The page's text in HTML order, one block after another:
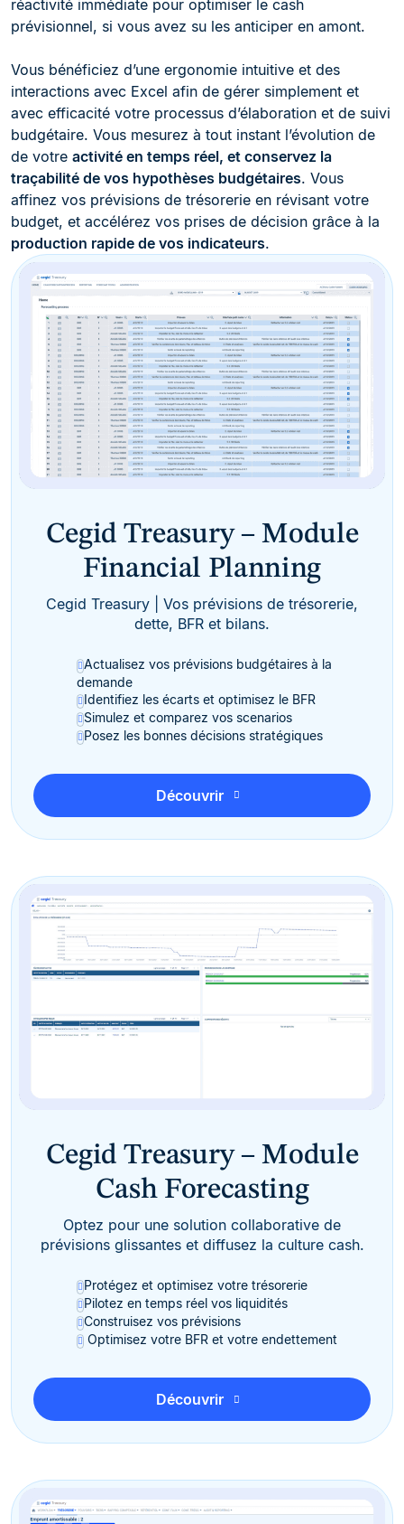
réactivité immédiate pour optimiser le cash
prévisionnel, si vous avez su les anticiper en amont.
Vous bénéficiez d’une ergonomie intuitive et des
interactions avec Excel afin de gérer simplement et
avec efficacité votre processus d’élaboration et de suivi
budgétaire. Vous mesurez à tout instant l’évolution de
de votre activité en temps réel, et conservez la
traçabilité de vos hypothèses budgétaires. Vous
affinez vos prévisions de trésorerie en révisant votre
budget, et accélérez vos prises de décision grâce à la
production rapide de vos indicateurs.
Cegid Treasury – Module
Financial Planning
Cegid Treasury | Vos prévisions de trésorerie,
dette, BFR et bilans.
Actualisez vos prévisions budgétaires à la
demande
Identifiez les écarts et optimisez le BFR
Simulez et comparez vos scenarios
Posez les bonnes décisions stratégiques
Découvrir
Cegid Treasury – Module
Cash Forecasting
Optez pour une solution collaborative de
prévisions glissantes et diffusez la culture cash.
Protégez et optimisez votre trésorerie
Pilotez en temps réel vos liquidités
Construisez vos prévisions
Optimisez votre BFR et votre endettement
Découvrir